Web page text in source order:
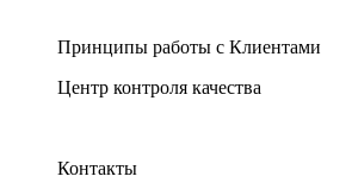
Принципы работы с Клиентами
Центр контроля качества
Контакты